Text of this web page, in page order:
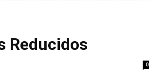
Reducidos
0